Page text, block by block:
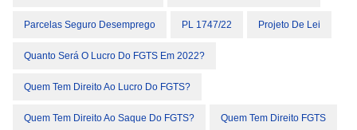
Parcelas Seguro Desemprego PL 1747/22 Projeto De Lei
Quanto Será O Lucro Do FGTS Em 2022?
Quem Tem Direito Ao Lucro Do FGTS?
Quem Tem Direito Ao Saque Do FGTS? Quem Tem Direito FGTS